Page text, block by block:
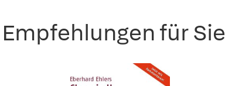
Empfehlungen für Sie